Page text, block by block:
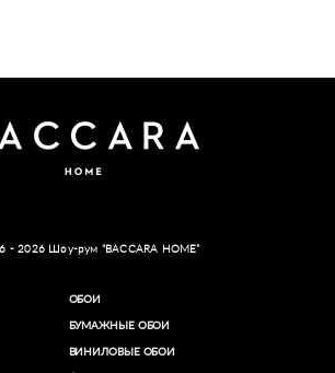
- 2026 Шоу-рум “BACCARA HOME”
ОБОИ
БУМАЖНЫЕ ОБОИ
ВИНИЛОВЫЕ ОБОИ​